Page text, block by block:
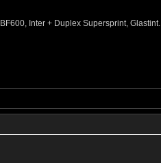
Inter + Duplex Supersprint, Glastint.